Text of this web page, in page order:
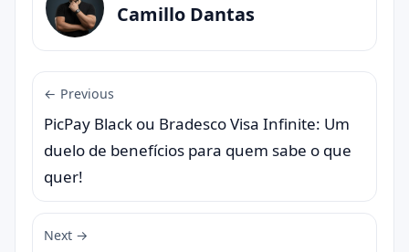
Camillo Dantas
← Previous
PicPay Black ou Bradesco Visa Infinite: Um
duelo de benefícios para quem sabe o que
quer!
Next →